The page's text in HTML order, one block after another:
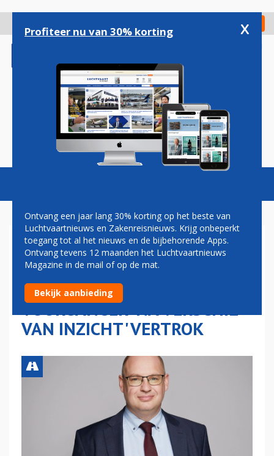
gaan
Check in
Magazine Podcasts Vacatures
KJELL KLOOSTERZIEL NIEUWE
STRATEGIEDIRECTEUR
SCHIPHOL, NADAT
VOORGANGER 'NA VERSCHIL
VAN INZICHT' VERTROK
Profiteer nu van 30% korting x
Ontvang een jaar lang 30% korting op het beste van
Luchtvaartnieuws en Zakenreisnieuws. Krijg onbeperkt
toegang tot al het nieuws en de bijbehorende Apps.
Ontvang tevens 12 maanden het Luchtvaartnieuws
Magazine in de mail of op de mat.
Bekijk aanbieding